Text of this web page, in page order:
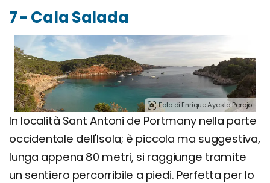
7 - Cala Salada
Foto di Enrique Ayesta Perojo.
In località Sant Antoni de Portmany nella parte
occidentale dell'Isola; è piccola ma suggestiva,
lunga appena 80 metri, si raggiunge tramite
un sentiero percorribile a piedi. Perfetta per lo